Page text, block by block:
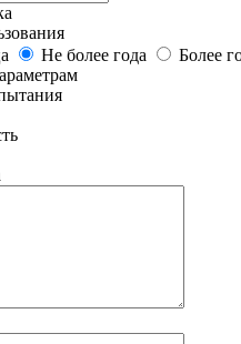
Не более года
Более